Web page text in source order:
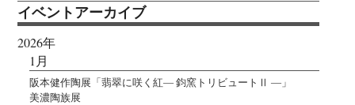
イベントアーカイブ
2026年
1月
阪本健作陶展「翡翠に咲く紅― 鈞窯トリビュートⅡ ―」
美濃陶族展